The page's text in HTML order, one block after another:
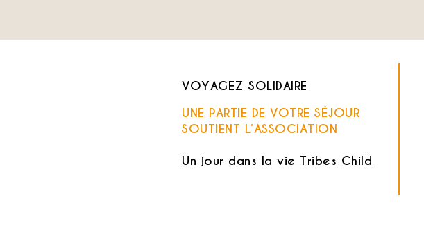
VOYAGEZ SOLIDAIRE
UNE PARTIE DE VOTRE SÉJOUR
SOUTIENT L’ASSOCIATION
Un jour dans la vie Tribes Child